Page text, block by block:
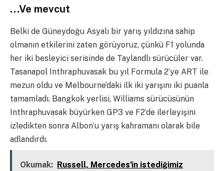
…Ve mevcut
Belki de Güneydoğu Asyalı bir yarış yıldızına sahip
olmanın etkilerini zaten görüyoruz, çünkü F1 yolunda
her iki besleyici serisinde de Taylandlı sürücüler var.
Tasanapol Inthraphuvasak bu yıl Formula 2’ye ART ile
mezun oldu ve Melbourne’daki ilk iki yarışını iki puanla
tamamladı. Bangkok yerlisi, Williams sürücüsünün
Inthraphuvasak büyürken GP3 ve F2’de ilerleyişini
izledikten sonra Albon’u yarış kahramanı olarak bile
adlandırdı.
Okumak: Russell, Mercedes'in istediğimiz